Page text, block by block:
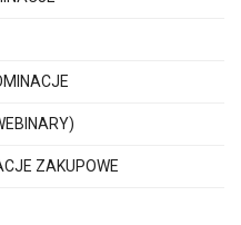
ZAKUPOWE